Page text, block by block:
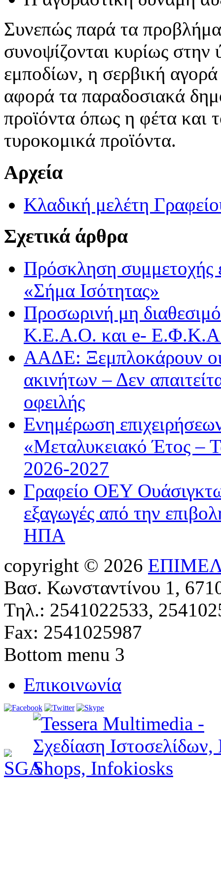
Συνεπώς παρά τα
συνοψίζονται κυρίως
εμποδίων, η σερβική αγορά
αφορά τα παραδοσιακά
προϊόντα όπως η φέτα και
τυροκομικά προϊόντα.
Αρχεία
Κλαδική μελέτη
Σχετικά άρθρα
Πρόσκληση συμμετοχής
«Σήμα Ισότητας»
Προσωρινή μη
Κ.Ε.Α.Ο. και e- Ε.Φ.Κ.Α.
ΑΑΔΕ: Ξεμπλοκάρουν οι
ακινήτων – Δεν
οφειλής
Ενημέρωση
«Μεταλυκειακό Έτος –
2026-2027
Γραφείο ΟΕΥ
εξαγωγές από την
ΗΠΑ
copyright © 2026
Βασ. Κωνσταντίνου 1,
Τηλ.: 2541022533,
Fax: 2541025987
Bottom menu 3
Επικοινωνία